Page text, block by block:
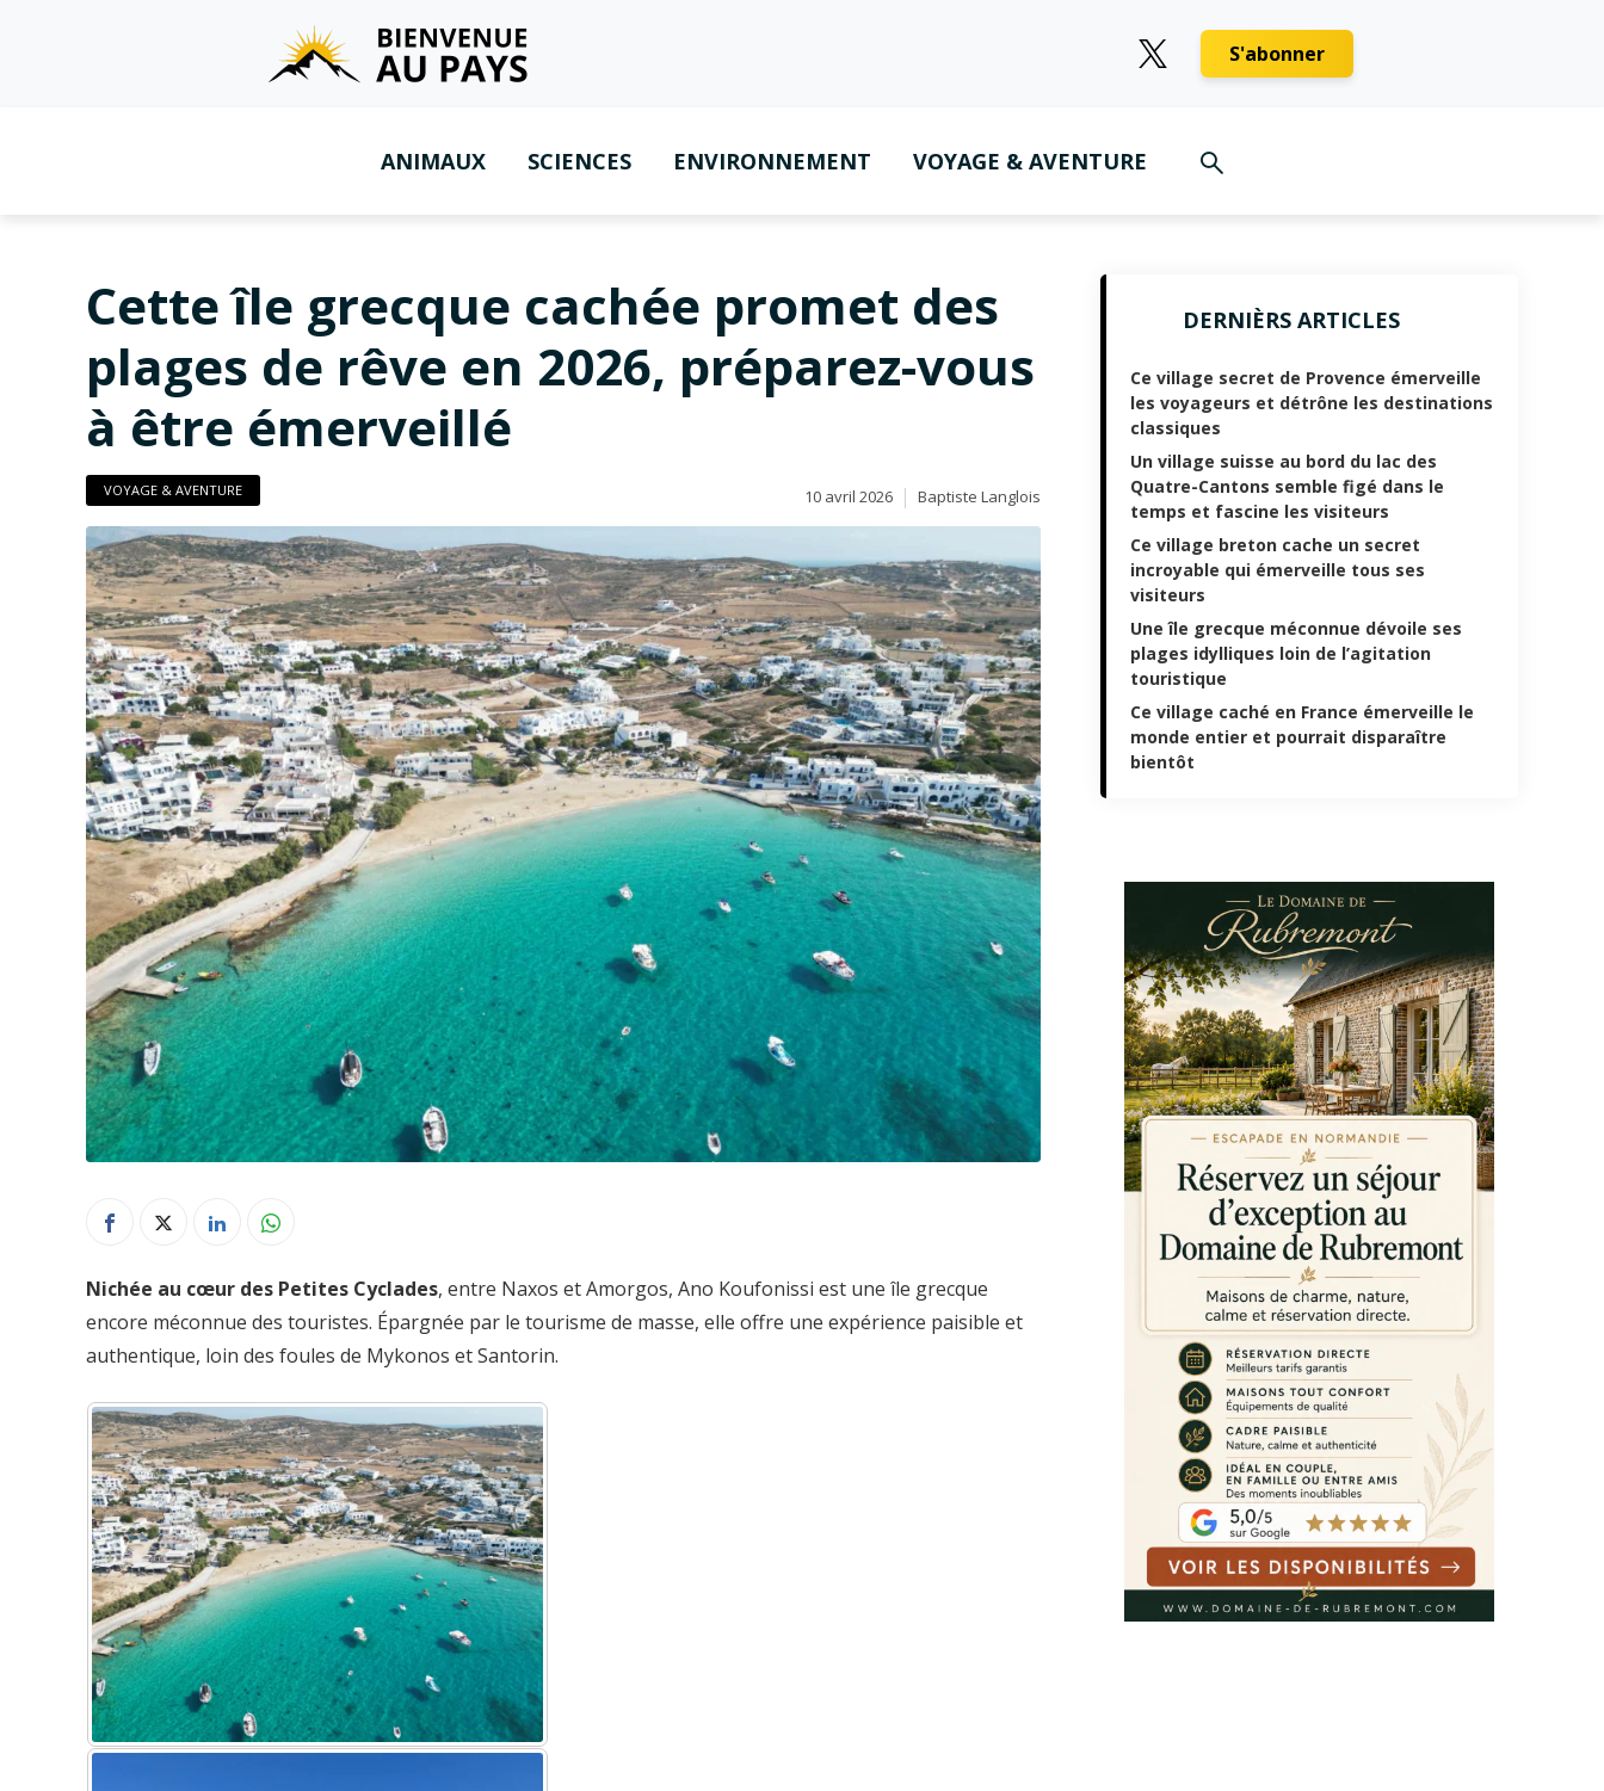
S'abonner
ANIMAUX SCIENCES ENVIRONNEMENT VOYAGE & AVENTURE
Cette île grecque cachée promet des
plages de rêve en 2026, préparez-vous
à être émerveillé
VOYAGE & AVENTURE 10 avril 2026 Baptiste Langlois
Nichée au cœur des Petites Cyclades, entre Naxos et Amorgos, Ano Koufonissi est une île grecque
encore méconnue des touristes. Épargnée par le tourisme de masse, elle offre une expérience paisible et
authentique, loin des foules de Mykonos et Santorin.
DERNIÈRS ARTICLES
Ce village secret de Provence émerveille
les voyageurs et détrône les destinations
classiques
Un village suisse au bord du lac des
Quatre-Cantons semble figé dans le
temps et fascine les visiteurs
Ce village breton cache un secret
incroyable qui émerveille tous ses
visiteurs
Une île grecque méconnue dévoile ses
plages idylliques loin de l’agitation
touristique
Ce village caché en France émerveille le
monde entier et pourrait disparaître
bientôt